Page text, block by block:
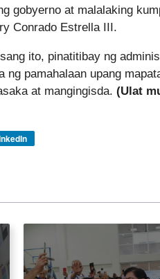
gobyerno at malalaking
Conrado Estrella III.
ito, pinatitibay ng
ng pamahalaan upang
at mangingisda. (Ulat